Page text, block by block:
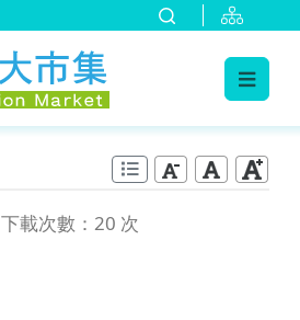
下載次數：20 次